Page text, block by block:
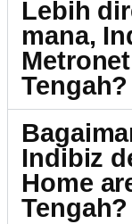
Lebih
mana,
Tengah?
Indibiz
Home
Tengah?